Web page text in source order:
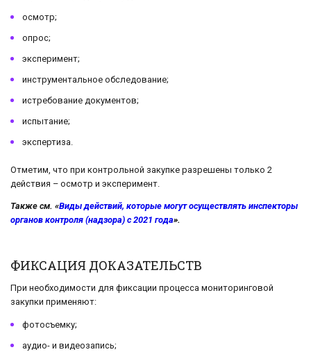
осмотр;
опрос;
эксперимент;
инструментальное обследование;
истребование документов;
испытание;
экспертиза.
Отметим, что при контрольной закупке разрешены только 2
действия – осмотр и эксперимент.
Также см. «Виды действий, которые могут осуществлять инспекторы
органов контроля (надзора) с 2021 года».
ФИКСАЦИЯ ДОКАЗАТЕЛЬСТВ
При необходимости для фиксации процесса мониторинговой
закупки применяют:
фотосъемку;
аудио- и видеозапись;